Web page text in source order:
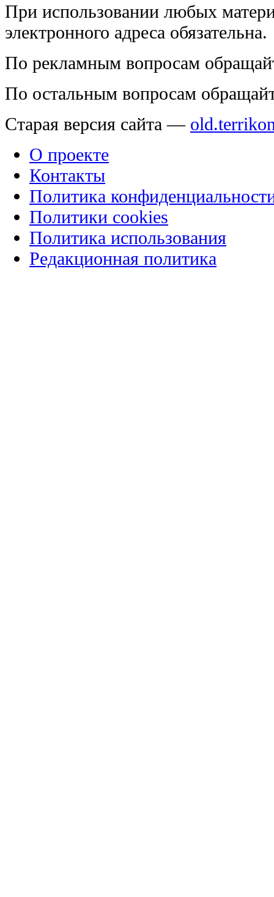
При использовании любых
электронного адреса обязательна.
По рекламным вопросам
По остальным вопросам
Старая версия сайта —
О проекте
Контакты
Политика
Политики cookies
Политика использования
Редакционная политика